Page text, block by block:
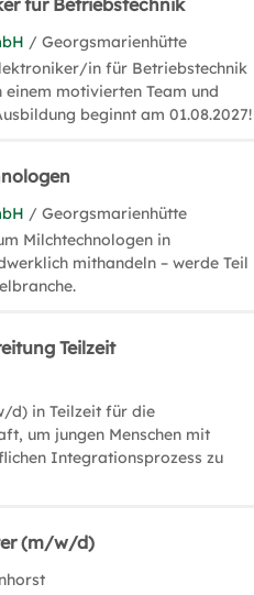
für Betriebstechnik
/ Georgsmarienhütte
in für Betriebstechnik
einem motivierten Team und
beginnt am 01.08.2027!
/ Georgsmarienhütte
Milchtechnologen in
mithandeln – werde Teil
Teilzeit
d) in Teilzeit für die
um jungen Menschen mit
Integrationsprozess zu
(m/w/d)